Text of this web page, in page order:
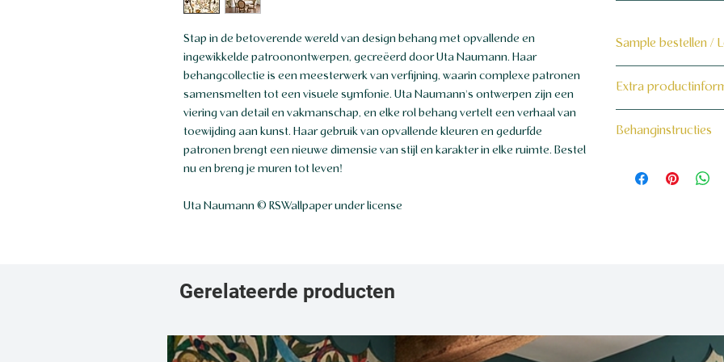
Stap in de betoverende wereld van design behang met opvallende en
ingewikkelde patroonontwerpen, gecreëerd door Uta Naumann. Haar
behangcollectie is een meesterwerk van verfijning, waarin complexe patronen
samensmelten tot een visuele symfonie. Uta Naumann's ontwerpen zijn een
viering van detail en vakmanschap, en elke rol behang vertelt een verhaal van
toewijding aan kunst. Haar gebruik van opvallende kleuren en gedurfde
patronen brengt een nieuwe dimensie van stijl en karakter in elke ruimte. Bestel
nu en breng je muren tot leven!
Uta Naumann © RSWallpaper under license
Sample bestellen /
Dit product wordt
maat voor jou
Extra
Behanginstructies
Gerelateerde producten